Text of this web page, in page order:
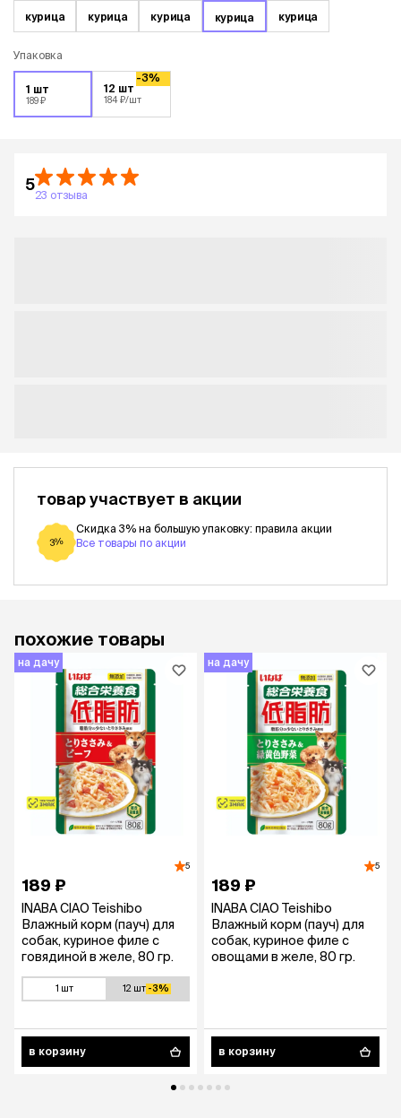
курица курица курица курица курица
Упаковка
1 шт
189 ₽
12 шт
184 ₽/шт
-3%
5
23 отзыва
товар участвует в акции
3%
Скидка 3% на большую упаковку: правила акции
Все товары по акции
похожие товары
на дачу
5
189 ₽
INABA CIAO Teishibo
Влажный корм (пауч) для
собак, куриное филе с
говядиной в желе, 80 гр.
1 шт 12 шт -3%
в корзину
на дачу
5
189 ₽
INABA CIAO Teishibo
Влажный корм (пауч) для
собак, куриное филе с
овощами в желе, 80 гр.
в корзину